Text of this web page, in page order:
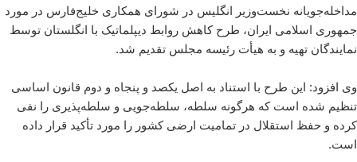
مداخله‌جویانه نخست‌وزیر انگلیس در شورای همکاری خلیج‌فارس در مورد
جمهوری اسلامی ایران، طرح کاهش روابط دیپلماتیک با انگلستان توسط
نمایندگان تهیه و به هیأت رئیسه مجلس تقدیم شد.
وی افزود: این طرح با استناد به اصل یکصد و پنجاه و دوم قانون اساسی
تنظیم شده است که هرگونه سلطه، سلطه‌جویی و سلطه‌پذیری را نفی
کرده و حفظ استقلال در تمامیت ارضی کشور را مورد تأکید قرار داده
است.